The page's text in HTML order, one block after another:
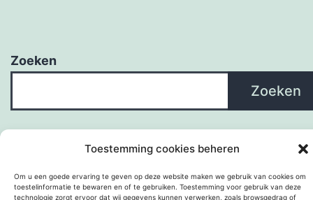
Toestemming cookies beheren
Om u een goede ervaring te geven op deze website maken we gebruik van cookies om
toestelinformatie te bewaren en of te gebruiken. Toestemming voor gebruik van deze
technologie zorgt ervoor dat wij gegevens kunnen verwerken, zoals browsgedrag of
Zoeken
Zoeken